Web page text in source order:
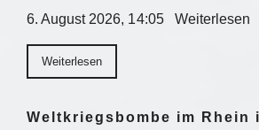
6. August 2026, 14:05 Weiterlesen
Weiterlesen
Weltkriegsbombe im Rhein